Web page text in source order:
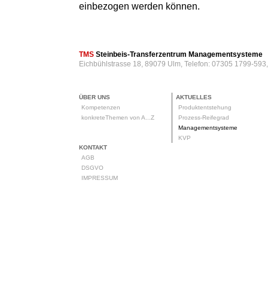
einbezogen werden können.
TMS Steinbeis-Transferzentrum Managementsysteme
Eichbühlstrasse 18, 89079 Ulm, Telefon: 07305 1799-
ÜBER UNS
Kompetenzen
konkreteThemen von A...Z
AKTUELLES
Produktentstehung
Prozess-Reifegrad
Managementsysteme
KVP
KONTAKT
AGB
DSGVO
IMPRESSUM